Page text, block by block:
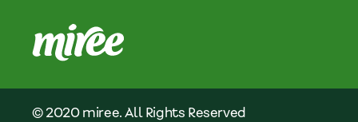
© 2020 miree. All Rights Reserved